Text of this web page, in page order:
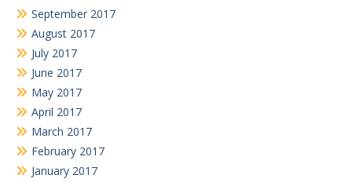
September 2017
August 2017
July 2017
June 2017
May 2017
April 2017
March 2017
February 2017
January 2017